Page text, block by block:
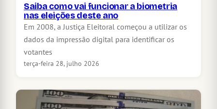
Saiba como vai funcionar a biometria
nas eleições deste ano
Em 2008, a Justiça Eleitoral começou a utilizar os
dados da impressão digital para identificar os
votantes
terça-feira 28, julho 2026